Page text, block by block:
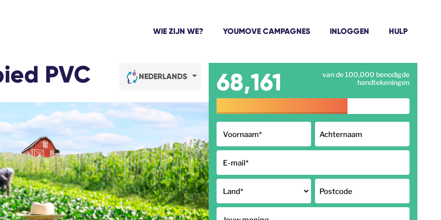
WIE ZIJN WE? YOUMOVE CAMPAGNES INLOGGEN HULP
NEDERLANDS
PVC 68,161
van de 100,000 benodigde
handtekeningen
Voornaam* Achternaam
E-mail*
Land* Postcode